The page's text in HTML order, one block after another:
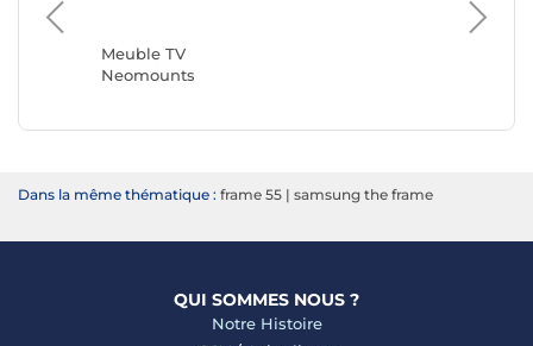
Meuble TV
Neomounts
Meuble
HAMA
Dans la même thématique : frame 55 | samsung the frame
QUI SOMMES NOUS ?
Notre Histoire